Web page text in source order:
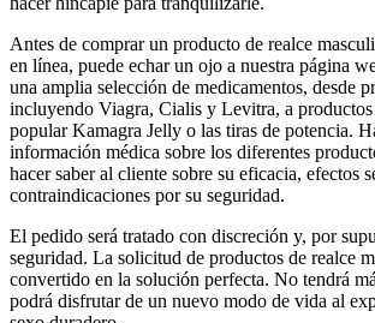
Antes de comprar un producto de realce
en línea, puede echar un ojo a nuestra página
una amplia selección de medicamentos, desde
incluyendo Viagra, Cialis y Levitra, a productos
popular Kamagra Jelly o las tiras de potencia.
información médica sobre los diferentes
hacer saber al cliente sobre su eficacia, efectos
contraindicaciones por su seguridad.
El pedido será tratado con discreción y, por
seguridad. La solicitud de productos de realce
convertido en la solución perfecta. No tendrá
podrá disfrutar de un nuevo modo de vida al